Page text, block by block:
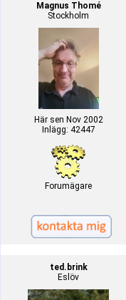
Magnus Thomé
Stockholm
Här sen Nov 2002
Inlägg: 42447
Forumägare
ted.brink
Eslöv